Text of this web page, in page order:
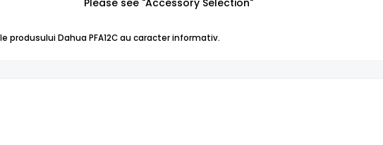
Please see "Accessory Selection"
produsului Dahua PFA12C au caracter informativ.